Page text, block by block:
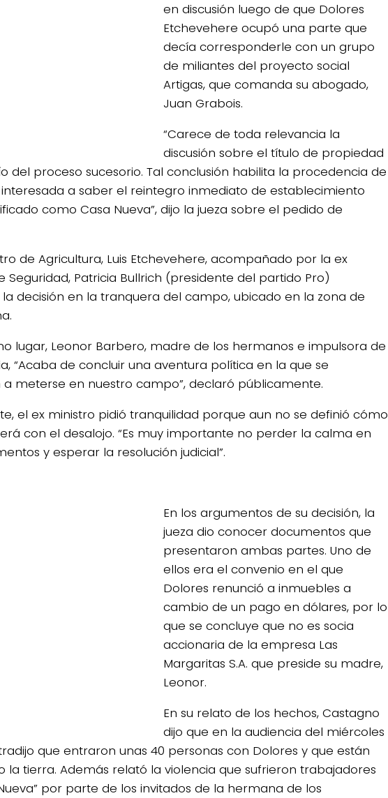
en discusión luego de que Dolores
Etchevehere ocupó una parte que
decía corresponderle con un grupo
de miliantes del proyecto social
Artigas, que comanda su abogado,
Juan Grabois.
“Carece de toda relevancia la
discusión sobre el título de propiedad
del proceso sucesorio. Tal conclusión habilita la procedencia de
a saber el reintegro inmediato de establecimiento
como Casa Nueva”, dijo la jueza sobre el pedido de
de Agricultura, Luis Etchevehere, acompañado por la ex
Seguridad, Patricia Bullrich (presidente del partido Pro)
decisión en la tranquera del campo, ubicado en la zona de
lugar, Leonor Barbero, madre de los hermanos e impulsora de
“Acaba de concluir una aventura política en la que se
meterse en nuestro campo”, declaró públicamente.
el ex ministro pidió tranquilidad porque aun no se definió cómo
con el desalojo. “Es muy importante no perder la calma en
y esperar la resolución judicial”.
En los argumentos de su decisión, la
jueza dio conocer documentos que
presentaron ambas partes. Uno de
ellos era el convenio en el que
Dolores renunció a inmuebles a
cambio de un pago en dólares, por lo
que se concluye que no es socia
accionaria de la empresa Las
Margaritas S.A. que preside su madre,
Leonor.
En su relato de los hechos, Castagno
dijo que en la audiencia del miércoles
que entraron unas 40 personas con Dolores y que están
la tierra. Además relató la violencia que sufrieron trabajadores
por parte de los invitados de la hermana de los